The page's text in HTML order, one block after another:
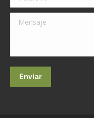
Mensaje
Enviar